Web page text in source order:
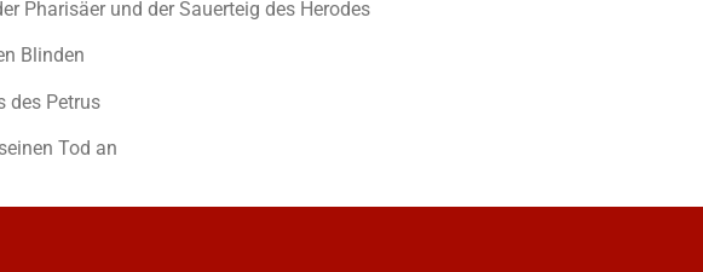
Pharisäer und der Sauerteig des Herodes
Blinden
des Petrus
Tod an